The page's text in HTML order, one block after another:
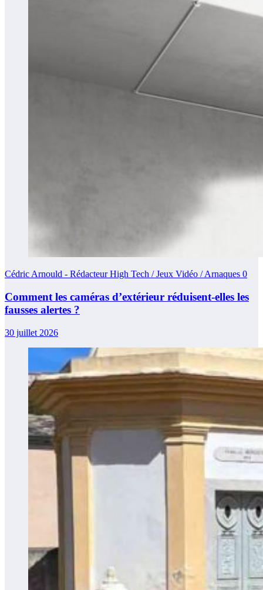
Cédric Arnould - Rédacteur High Tech / Jeux Vidéo / Arnaques 0
Comment les caméras d’extérieur réduisent-elles les
fausses alertes ?
30 juillet 2026